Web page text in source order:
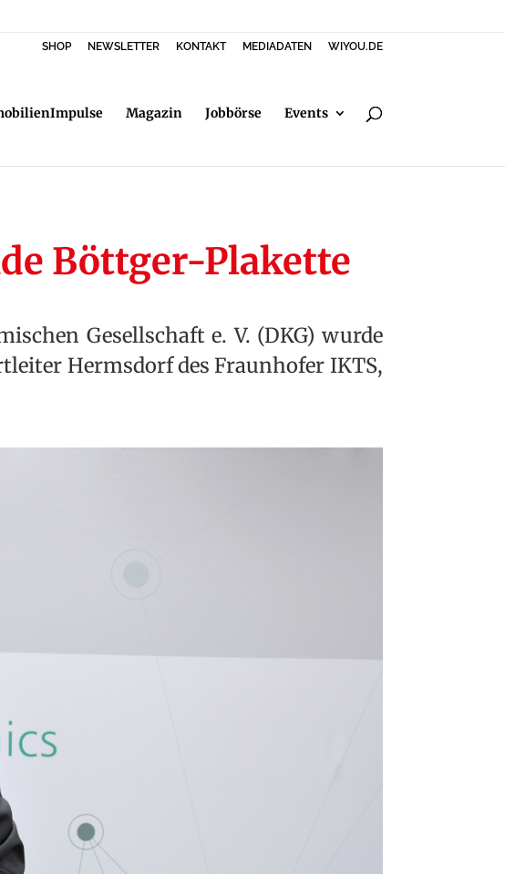
SHOP NEWSLETTER KONTAKT MEDIADATEN WIYOU.DE
Magazin Jobbörse Events
Böttger-Plakette
Gesellschaft e. V. (DKG) wurde
Hermsdorf des Fraunhofer IKTS,